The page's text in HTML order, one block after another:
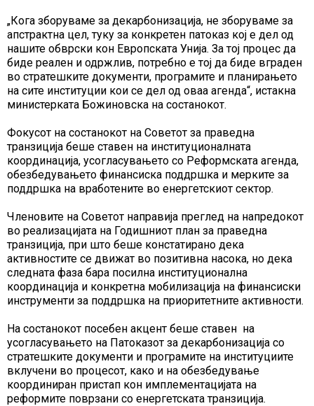
„Кога зборуваме за декарбонизација, не зборуваме за
апстрактна цел, туку за конкретен патоказ кој е дел од
нашите обврски кон Европската Унија. За тој процес да
биде реален и одржлив, потребно е тој да биде вграден
во стратешките документи, програмите и планирањето
на сите институции кои се дел од оваа агенда“, истакна
министерката Божиновска на состанокот.
Фокусот на состанокот на Советот за праведна
транзиција беше ставен на институционалната
координација, усогласувањето со Реформската агенда,
обезбедувањето финансиска поддршка и мерките за
поддршка на вработените во енергетскиот сектор.
Членовите на Советот направија преглед на напредокот
во реализацијата на Годишниот план за праведна
транзиција, при што беше констатирано дека
активностите се движат во позитивна насока, но дека
следната фаза бара посилна институционална
координација и конкретна мобилизација на финансиски
инструменти за поддршка на приоритетните активности.
На состанокот посебен акцент беше ставен на
усогласувањето на Патоказот за декарбонизација со
стратешките документи и програмите на институциите
вклучени во процесот, како и на обезбедување
координиран пристап кон имплементацијата на
реформите поврзани со енергетската транзиција.